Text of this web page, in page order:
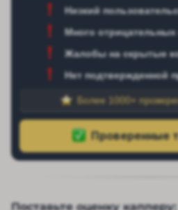
Низкий
Много
Жалобы на скрытые
Нет подтвержденной
Более 1000+
Поставьте оценку капперу: